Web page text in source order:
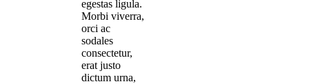
egestas ligula.
Morbi viverra,
orci ac
sodales
consectetur,
erat justo
dictum urna,